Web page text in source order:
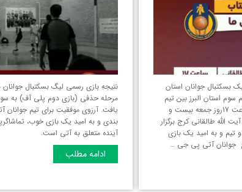
بسکتبال جوانان استان
سوم استان البرز بین تیم
آتی پی جی ما و تیم دهکده آفتاب ساعت 17روز جمعه بیست و
الله طالقانی کرج برگزار
تیم و به امید یک بازی
جوانان آتی پی جی …
نتیجه بازی رسمی لیگ بسکتبال جوانان
مرحله حذفی (بازی دوم پلی آف) به سود
یافت. آرزوی موفقیت برای تیم جوانان
بندی و به امید یک بازی خوب،
آینده متعلق به آتی است.
ادامه مطلب